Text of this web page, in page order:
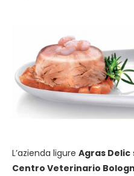
L’azienda ligure Agras Delic
Centro Veterinario